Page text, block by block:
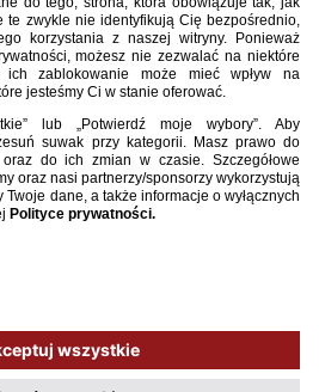
Związku Piłki Nożnej przygotowane
a także polskich arbitrów.
ułatwić Ci korzystanie z naszego serwisu